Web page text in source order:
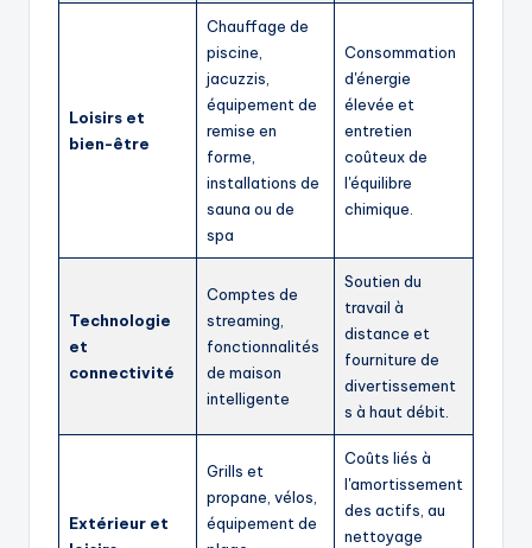
Loisirs et
bien-être
Chauffage de
piscine,
jacuzzis,
équipement de
remise en
forme,
installations de
sauna ou de
spa
Consommation
d'énergie
élevée et
entretien
coûteux de
l'équilibre
chimique.
Technologie
et
connectivité
Comptes de
streaming,
fonctionnalités
de maison
intelligente
Soutien du
travail à
distance et
fourniture de
divertissement
s à haut débit.
Extérieur et
Grills et
propane, vélos,
équipement de
Coûts liés à
l'amortissement
des actifs, au
nettoyage